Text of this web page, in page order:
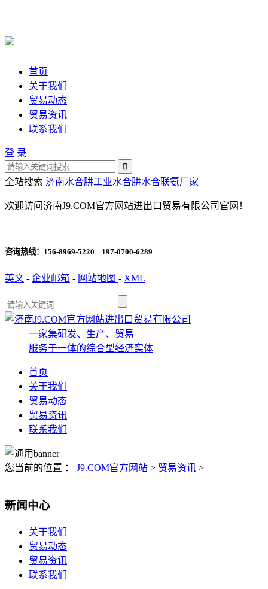
首页
关于我们
贸易动态
贸易资讯
联系我们
登 录
全站搜索 济南水合肼工业水合肼水合联氨厂家
欢迎访问济南J9.COM官方网站进出口贸易有限公司官网！
咨询热线： 156-8969-5220 197-0700-6289
英文 - 企业邮箱 - 网站地图 - XML
一家集研发、生产、贸易
服务于一体的综合型经济实体
首页
关于我们
贸易动态
贸易资讯
联系我们
您当前的位置 ： J9.COM官方网站 > 贸易资讯 >
新闻中心
关于我们
贸易动态
贸易资讯
联系我们